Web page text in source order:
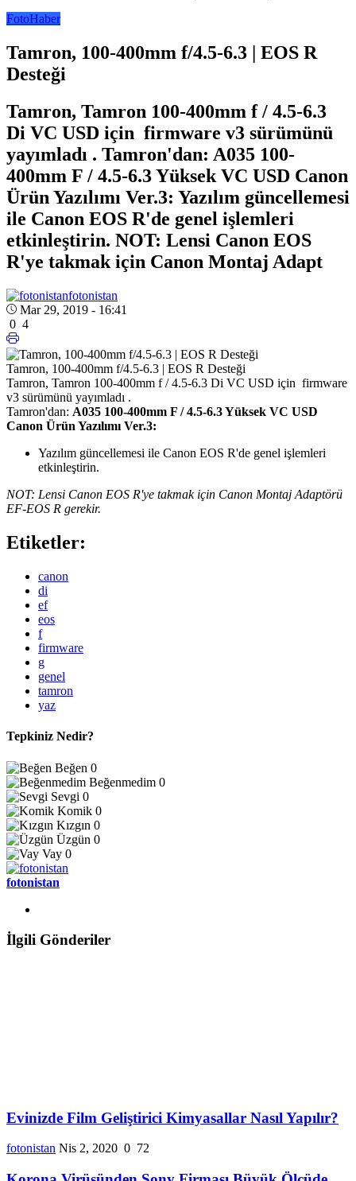
FotoHaber
Tamron, 100-400mm f/4.5-6.3 | EOS R
Desteği
Tamron, Tamron 100-400mm f / 4.5-6.3
Di VC USD için firmware v3 sürümünü
yayımladı . Tamron'dan: A035 100-
400mm F / 4.5-6.3 Yüksek VC USD Canon
Ürün Yazılımı Ver.3: Yazılım güncellemesi
ile Canon EOS R'de genel işlemleri
etkinleştirin. NOT: Lensi Canon EOS
R'ye takmak için Canon Montaj Adapt
fotonistan
Mar 29, 2019 - 16:41
0 4
Tamron, 100-400mm f/4.5-6.3 | EOS R Desteği
Tamron, Tamron 100-400mm f / 4.5-6.3 Di VC USD için firmware
v3 sürümünü yayımladı .
Tamron'dan: A035 100-400mm F / 4.5-6.3 Yüksek VC USD
Canon Ürün Yazılımı Ver.3:
Yazılım güncellemesi ile Canon EOS R'de genel işlemleri
etkinleştirin.
NOT: Lensi Canon EOS R'ye takmak için Canon Montaj Adaptörü
EF-EOS R gerekir.
Etiketler:
canon
di
ef
eos
f
firmware
g
genel
tamron
yaz
Tepkiniz Nedir?
Beğen 0
Beğenmedim 0
Sevgi 0
Komik 0
Kızgın 0
Üzgün 0
Vay 0
fotonistan
İlgili Gönderiler
Evinizde Film Geliştirici Kimyasallar Nasıl Yapılır?
fotonistan Nis 2, 2020 0 72